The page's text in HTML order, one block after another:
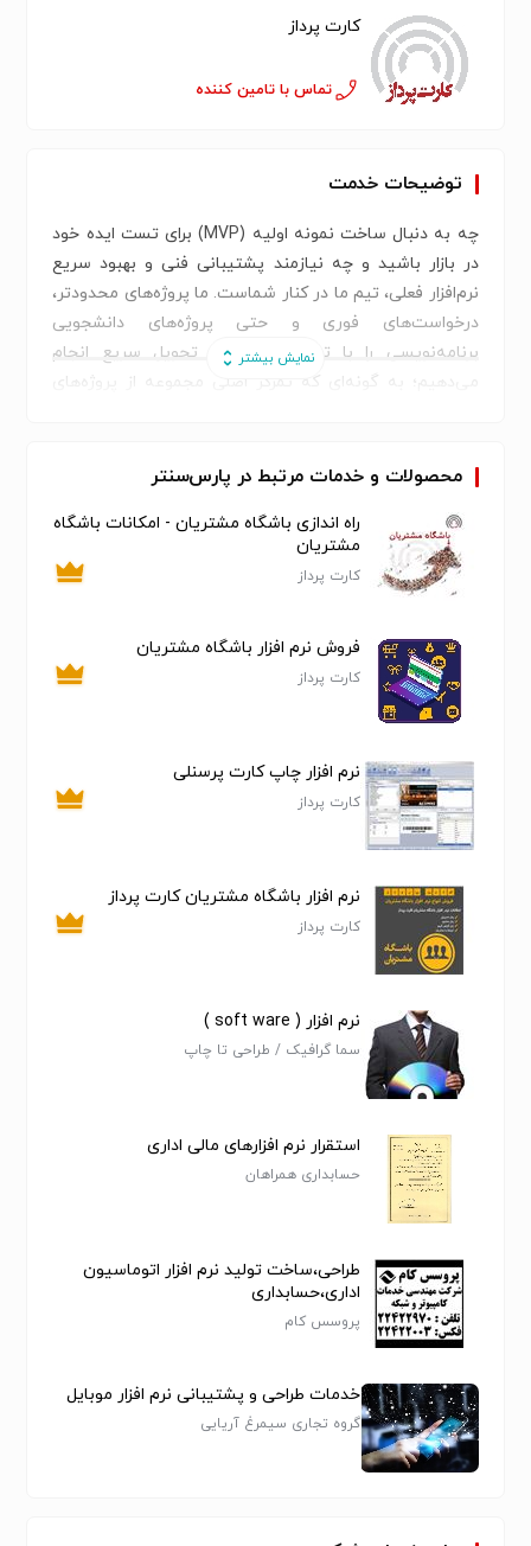
کارت پرداز
تماس با تامین کننده
توضیحات خدمت
چه به دنبال ساخت نمونه اولیه (MVP) برای تست ایده خود
در بازار باشید و چه نیازمند پشتیبانی فنی و بهبود سریع
نرم‌افزار فعلی، تیم ما در کنار شماست. ما پروژه‌های محدودتر،
درخواست‌های فوری و حتی پروژه‌های دانشجویی
برنامه‌نویسی را با توسعه چابک و تحویل سریع انجام
می‌دهیم؛ به گونه‌ای که تمرکز اصلی مجموعه از پروژه‌های
محصولات و خدمات مرتبط در پارس‌سنتر
راه اندازی باشگاه مشتریان - امکانات باشگاه
مشتریان
کارت پرداز
فروش نرم افزار باشگاه مشتریان
کارت پرداز
نرم افزار چاپ کارت پرسنلی
کارت پرداز
نرم افزار باشگاه مشتریان کارت پرداز
کارت پرداز
نرم افزار ( soft ware )
سما گرافیک / طراحی تا چاپ
استقرار نرم افزارهای مالی اداری
حسابداری همراهان
طراحی،ساخت تولید نرم افزار اتوماسیون
اداری،حسابداری
پروسس کام
خدمات طراحی و پشتیبانی نرم افزار موبایل
گروه تجاری سیمرغ آریایی